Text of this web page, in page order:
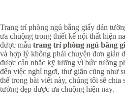
Trang trí phòng ngủ bằng giấy dán
ưa chuộng trong thiết kế nội thất hiện
được mẫu trang trí phòng ngủ bằng
và hợp lý không phải chuyện đơn giản
được cân nhắc kỹ lưỡng vì bức tường
đến việc nghỉ ngơi, thư giãn cũng như
thế trong bài viết này, chúng tôi sẽ chia
tường đẹp được ưa chuộng hiện nay.